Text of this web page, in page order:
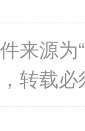
来源
转载必